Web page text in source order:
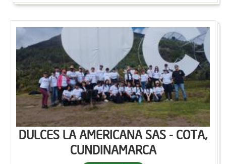
DULCES LA AMERICANA SAS - COTA,
CUNDINAMARCA